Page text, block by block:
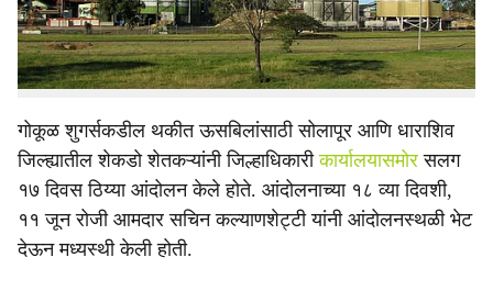
न झाल्याने संताप वाढला आहे. या पार्श्वभूमीवर शेतकऱ्यांनी बुधवारी
(ता. २४) आमदार कल्याणशेट्टी यांच्या निवासस्थानासमोर ठिय्या
आंदोलन करण्याचा इशारा दिला आहे.
गोकूळ शुगर्सकडील थकीत ऊसबिलांसाठी सोलापूर आणि धाराशिव
जिल्ह्यातील शेकडो शेतकऱ्यांनी जिल्हाधिकारीकार्यालयासमोरसलग
१७ दिवस ठिय्या आंदोलन केले होते. आंदोलनाच्या १८ व्या दिवशी,
११ जून रोजी आमदार सचिन कल्याणशेट्टी यांनी आंदोलनस्थळी भेट
देऊन मध्यस्थी केली होती.